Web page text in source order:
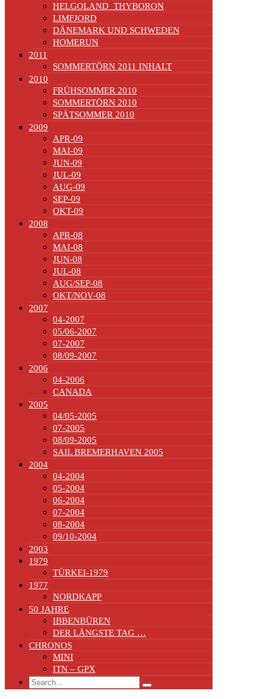
HELGOLAND_THYBORON
LIMFJORD
DÄNEMARK UND SCHWEDEN
HOMERUN
2011
SOMMERTÖRN 2011 INHALT
2010
FRÜHSOMMER 2010
SOMMERTÖRN 2010
SPÄTSOMMER 2010
2009
APR-09
MAI-09
JUN-09
JUL-09
AUG-09
SEP-09
OKT-09
2008
APR-08
MAI-08
JUN-08
JUL-08
AUG/SEP-08
OKT/NOV-08
2007
04-2007
05/06-2007
07-2007
08/09-2007
2006
04-2006
CANADA
2005
04/05-2005
07-2005
08/09-2005
SAIL BREMERHAVEN 2005
2004
04-2004
05-2004
06-2004
07-2004
08-2004
09/10-2004
2003
1979
TÜRKEI-1979
1977
NORDKAPP
50 JAHRE
IBBENBÜREN
DER LÄNGSTE TAG …
CHRONOS
MINI
ITN – GPX